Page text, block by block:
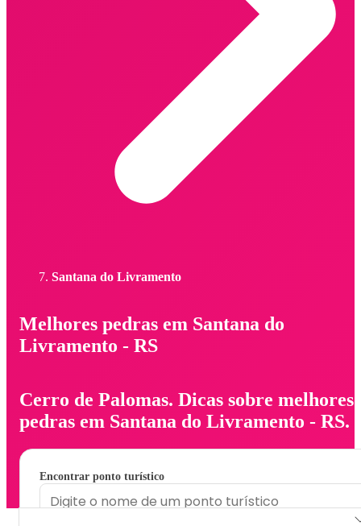
Santana do Livramento
Melhores pedras em Santana do
Livramento - RS
Cerro de Palomas. Dicas sobre melhores
pedras em Santana do Livramento - RS.
Encontrar ponto turístico